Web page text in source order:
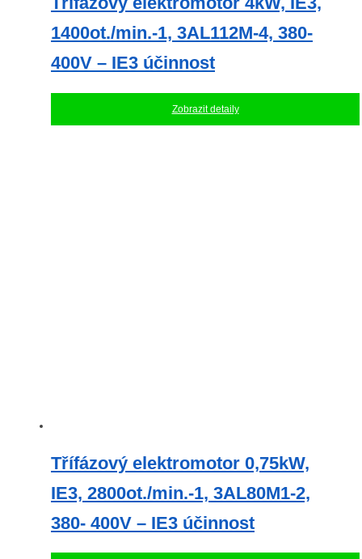
1400ot./min.-1, 3AL112M-4, 380-
400V – IE3 účinnost
Zobrazit detaily
Třífázový elektromotor 0,75kW,
IE3, 2800ot./min.-1, 3AL80M1-2,
380- 400V – IE3 účinnost